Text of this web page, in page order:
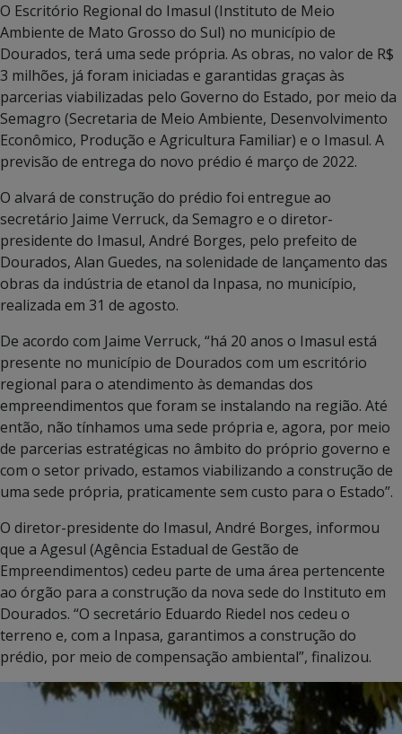
O Escritório Regional do Imasul (Instituto de Meio
Ambiente de Mato Grosso do Sul) no município de
Dourados, terá uma sede própria. As obras, no valor de R$
3 milhões, já foram iniciadas e garantidas graças às
parcerias viabilizadas pelo Governo do Estado, por meio da
Semagro (Secretaria de Meio Ambiente, Desenvolvimento
Econômico, Produção e Agricultura Familiar) e o Imasul. A
previsão de entrega do novo prédio é março de 2022.
O alvará de construção do prédio foi entregue ao
secretário Jaime Verruck, da Semagro e o diretor-
presidente do Imasul, André Borges, pelo prefeito de
Dourados, Alan Guedes, na solenidade de lançamento das
obras da indústria de etanol da Inpasa, no município,
realizada em 31 de agosto.
De acordo com Jaime Verruck, “há 20 anos o Imasul está
presente no município de Dourados com um escritório
regional para o atendimento às demandas dos
empreendimentos que foram se instalando na região. Até
então, não tínhamos uma sede própria e, agora, por meio
de parcerias estratégicas no âmbito do próprio governo e
com o setor privado, estamos viabilizando a construção de
uma sede própria, praticamente sem custo para o Estado”.
O diretor-presidente do Imasul, André Borges, informou
que a Agesul (Agência Estadual de Gestão de
Empreendimentos) cedeu parte de uma área pertencente
ao órgão para a construção da nova sede do Instituto em
Dourados. “O secretário Eduardo Riedel nos cedeu o
terreno e, com a Inpasa, garantimos a construção do
prédio, por meio de compensação ambiental”, finalizou.